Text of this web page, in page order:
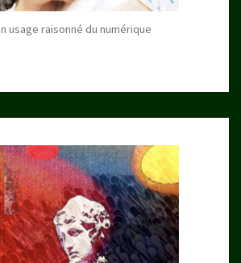
usage raisonné du numérique